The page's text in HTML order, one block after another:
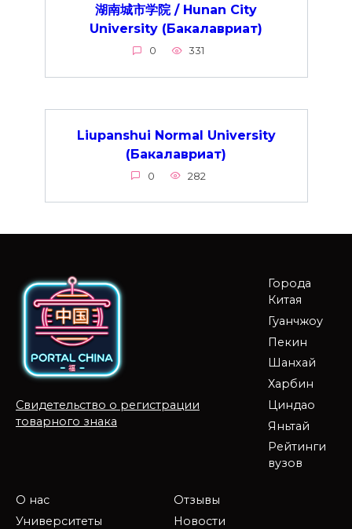
湖南城市学院 / Hunan City
University (Бакалавриат)
0 331
Liupanshui Normal University
(Бакалавриат)
0 282
Свидетельство о регистрации
товарного знака
Города
Китая
Гуанчжоу
Пекин
Шанхай
Харбин
Циндао
Яньтай
Рейтинги
вузов
О нас
Университеты
Отзывы
Новости